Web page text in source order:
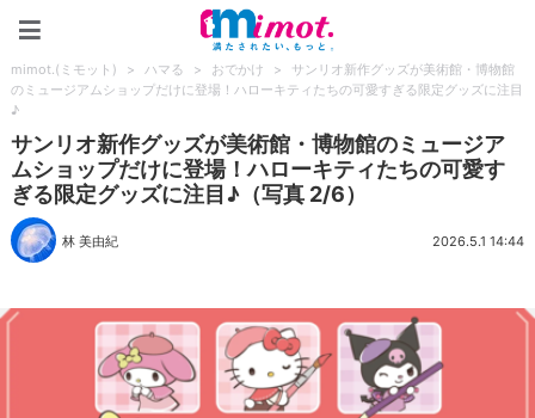
mimot.(ミモット) > ハマる > おでかけ >
サンリオ新作グッズが美術館・博物館
のミュージアムショップだけに登場！ハローキティたちの可愛すぎる限定グッズに注目
♪
サンリオ新作グッズが美術館・博物館のミュージア
ムショップだけに登場！ハローキティたちの可愛す
ぎる限定グッズに注目♪（写真 2/6）
林 美由紀 2026.5.1 14:44